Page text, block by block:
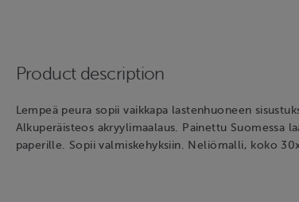
Product description
Lempeä peura sopii vaikkapa lastenhuoneen
Alkuperäisteos akryylimaalaus. Painettu Suomessa
paperille. Sopii valmiskehyksiin. Neliömalli, koko